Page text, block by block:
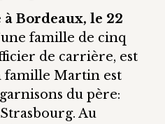
Bordeaux, le 22
famille de cinq
de carrière, est
famille Martin est
du père:
Au